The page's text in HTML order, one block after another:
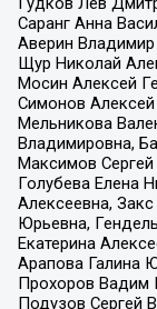
Саранг Анна
Аверин
Щур Николай
Мосин Алексей
Симонов
Мельникова
Владимировна,
Максимов
Голубева Елена
Алексеевна,
Юрьевна,
Екатерина
Арапова Галина
Прохоров Вадим
Подузов Сергей